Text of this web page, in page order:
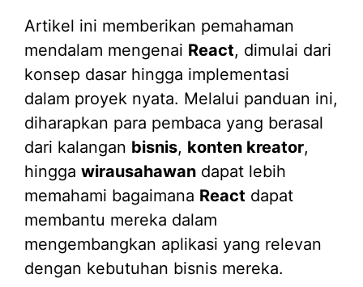
Artikel ini memberikan pemahaman
mendalam mengenai React, dimulai dari
konsep dasar hingga implementasi
dalam proyek nyata. Melalui panduan ini,
diharapkan para pembaca yang berasal
dari kalangan bisnis, konten kreator,
hingga wirausahawan dapat lebih
memahami bagaimana React dapat
membantu mereka dalam
mengembangkan aplikasi yang relevan
dengan kebutuhan bisnis mereka.